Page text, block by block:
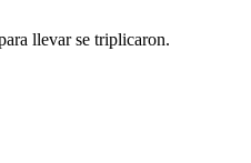
llevar se triplicaron.